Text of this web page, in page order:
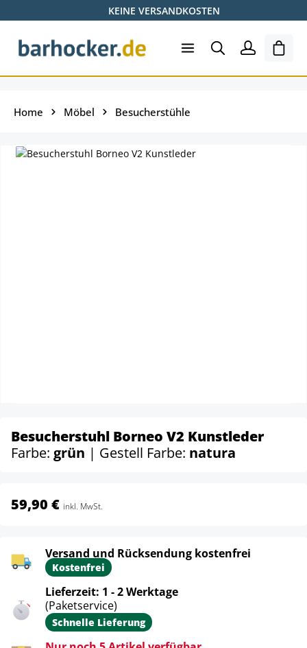
Zum Hauptinhalt springenKEINE VERSANDKOSTEN
Home Möbel Besucherstühle
Besucherstuhl Borneo V2 Kunstleder
Farbe: grün | Gestell Farbe: natura
59,90 € inkl. MwSt.
Versand und Rücksendung kostenfrei
Kostenfrei
Lieferzeit: 1 - 2 Werktage
(Paketservice)
Schnelle Lieferung